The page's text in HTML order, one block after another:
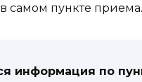
в самом пункте приема.
информация по